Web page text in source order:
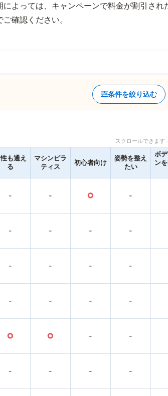
よっては、キャンペーンで料金が割引され
確認ください。
条件を絞り込む
スクロールできま
も通え
る
マシンピラ
ティス
初心者向け
姿勢を整え
たい
ボ
ン
- - ○ -
- - - -
- - - -
- - - -
○ ○ - -
- - - -